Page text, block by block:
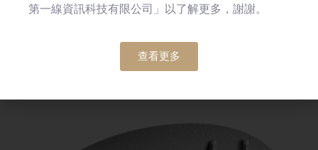
複雜網路和IT問題，包括但不限於：
第一線資訊科技有限公司」以了解更多，謝謝。
查看更多